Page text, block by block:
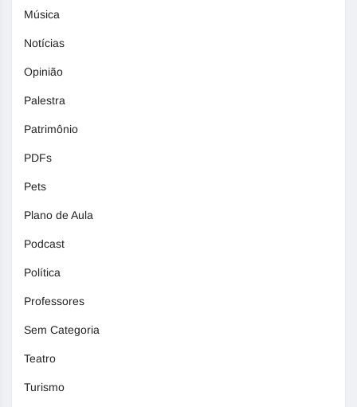
Música
Notícias
Opinião
Palestra
Patrimônio
PDFs
Pets
Plano de Aula
Podcast
Política
Professores
Sem Categoria
Teatro
Turismo